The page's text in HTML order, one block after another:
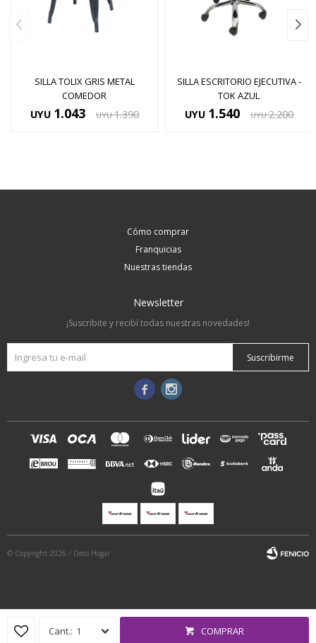
1 COMPRAR
SILLA TOLIX GRIS METAL
COMEDOR
UYU 1.043 UYU 1.390
SILLA ESCRITORIO EJECUTIVA -
TOK AZUL
UYU 1.540 UYU 2.200
Cómo comprar
Franquicias
Nuestras tiendas
Newsletter
¡Suscribite y recibí todas nuestras novedades!
Suscribirme
 
© Copyright 2026 / Deco Hogar